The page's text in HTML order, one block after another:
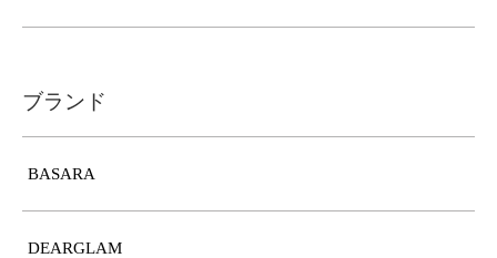
ブランド
BASARA
DEARGLAM